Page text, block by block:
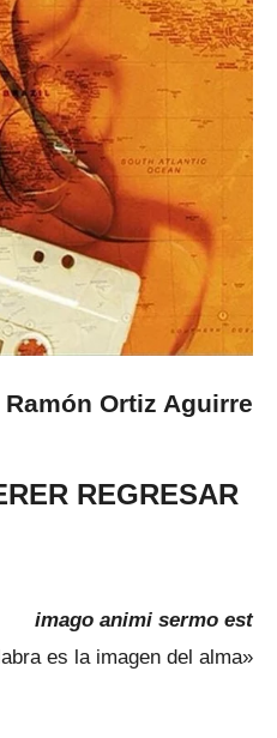
Ramón Ortiz Aguirre
REGRESAR
imago animi sermo est
es la imagen del alma»